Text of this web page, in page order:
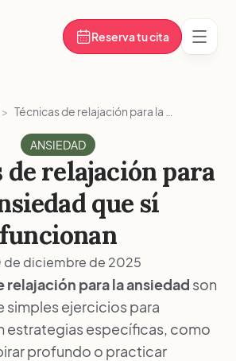
Reserva tu cita Abrir
>
ANSIEDAD
de relajación para
que sí
funcionan
de diciembre de 2025
relajación para la ansiedad son
simples ejercicios para
estrategias específicas, como
profundo o practicar